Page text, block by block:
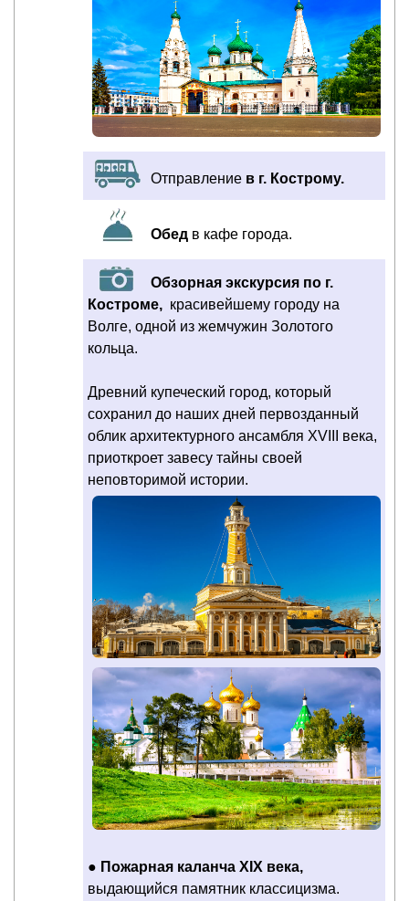
Отправление в г. Кострому.
Обед в кафе города.
Обзорная экскурсия по г.
Костроме, красивейшему городу на
Волге, одной из жемчужин Золотого
кольца.
Древний купеческий город, который
сохранил до наших дней первозданный
облик архитектурного ансамбля XVIII века,
приоткроет завесу тайны своей
неповторимой истории.
● Пожарная каланча XIX века,
выдающийся памятник классицизма.